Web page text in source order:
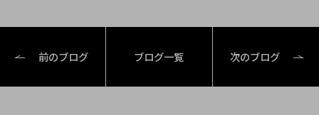
前のブログ ブログ一覧 次のブログ